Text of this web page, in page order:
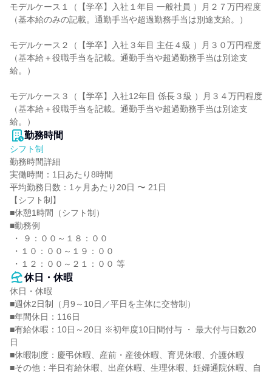
モデルケース１（【学卒】入社１年目 一般社員 ）月２７万円程度
（基本給のみの記載。通勤手当や超過勤務手当は別途支給。）
モデルケース２（【学卒】入社３年目 主任４級 ）月３０万円程度
（基本給＋役職手当を記載。通勤手当や超過勤務手当は別途支
給。）
モデルケース３（【学卒】入社12年目 係長３級 ）月３４万円程度
（基本給＋役職手当を記載。通勤手当や超過勤務手当は別途支
給。）
勤務時間
シフト制
勤務時間詳細
実働時間：1日あたり8時間
平均勤務日数：1ヶ月あたり20日 〜 21日
【シフト制】
■休憩1時間（シフト制）
■勤務例
・１２：００～２１：００ 等
休日・休暇
休日・休暇
■週休2日制（月9～10日／平日を主体に交替制）
■年間休日：116日
■有給休暇：10日～20日 ※初年度10日間付与 ・ 最大付与日数20
日
■休暇制度：慶弔休暇、産前・産後休暇、育児休暇、介護休暇
■その他：半日有給休暇、出産休暇、生理休暇、妊婦通院休暇、自